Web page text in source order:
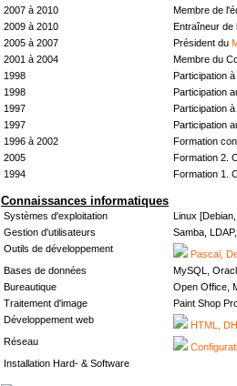
2007 à 2010
Membre de
2009 à 2010
Entraîneur de
2005 à 2007
Président du
2001 à 2004
Membre du
1998
Participation à
1998
Participation
1997
Participation à
1997
Participation
1996 à 2002
Formation
2005
Formation 2.
1994
Formation 1.
Connaissances informatiques
Systèmes d'exploitation
Linux
Gestion d'utilisateurs
Samba,
Outils de développement
Pascal,
Bases de données
MySQL,
Bureautique
Open Office,
Traitement d'image
Paint Shop
Développement web
HTML,
Réseau
Installation Hard- & Software